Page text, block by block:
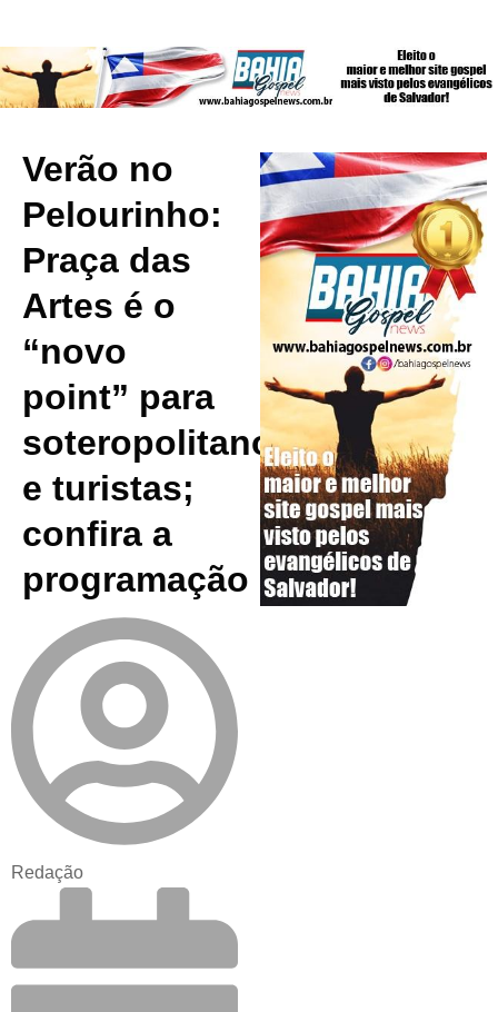
Verão no
Pelourinho:
Praça das
Artes é o
“novo
point” para
soteropolitanos
e turistas;
confira a
programação
Redação